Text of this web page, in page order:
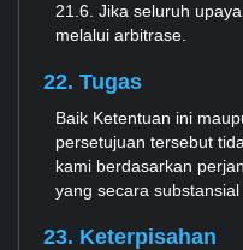
21.6. Jika seluruh
melalui arbitrase.
22. Tugas
Baik Ketentuan ini
persetujuan tersebut
kami berdasarkan
yang secara
23. Keterpisahan